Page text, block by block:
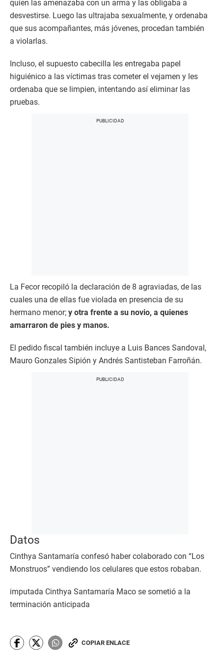
quien las amenazaba con un arma y las obligaba a
desvestirse. Luego las ultrajaba sexualmente, y ordenaba
que sus acompañantes, más jóvenes, procedan también
a violarlas.
Incluso, el supuesto cabecilla les entregaba papel
higuiénico a las víctimas tras cometer el vejamen y les
ordenaba que se limpien, intentando así eliminar las
pruebas.
La Fecor recopiló la declaración de 8 agraviadas, de las
cuales una de ellas fue violada en presencia de su
hermano menor; y otra frente a su novio, a quienes
amarraron de pies y manos.
El pedido fiscal también incluye a Luis Bances Sandoval,
Mauro Gonzales Sipión y Andrés Santisteban Farroñán.
Datos
Cinthya Santamaría confesó haber colaborado con “Los
Monstruos” vendiendo los celulares que estos robaban.
imputada Cinthya Santamaría Maco se sometió a la
terminación anticipada
COPIAR ENLACE